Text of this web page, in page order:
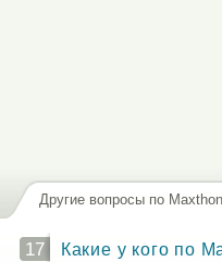
Другие вопросы по Maxthon
17 Какие у кого по